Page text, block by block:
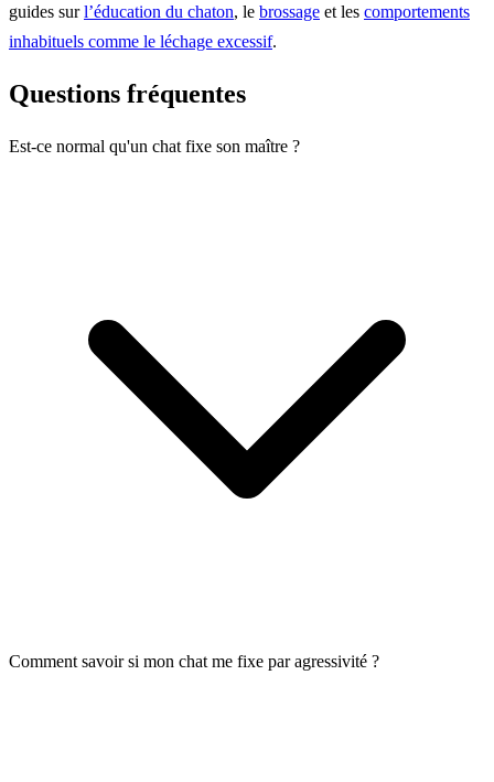
guides surl’éducation du chaton, le brossage et les comportements
inhabituels comme le léchage excessif.
Questions fréquentes
Est-ce normal qu'un chat fixe son maître ?
Comment savoir si mon chat me fixe par agressivité ?